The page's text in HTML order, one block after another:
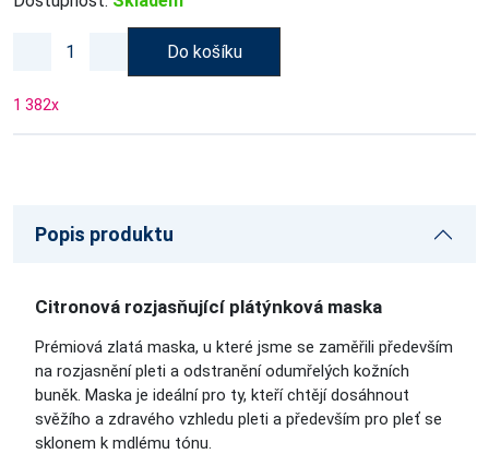
Do košíku
1 382x
Popis produktu
Citronová rozjasňující plátýnková maska
Prémiová zlatá maska, u které jsme se zaměřili především
na rozjasnění pleti a odstranění odumřelých kožních
buněk. Maska je ideální pro ty, kteří chtějí dosáhnout
svěžího a zdravého vzhledu pleti a především pro pleť se
sklonem k mdlému tónu.